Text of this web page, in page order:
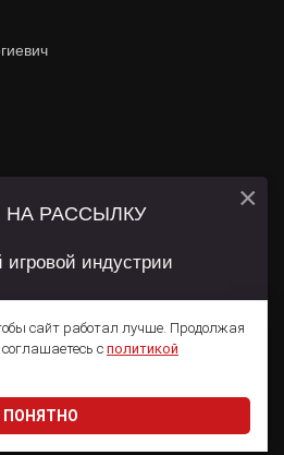
активная ссылка на
cookie, данные геолокации
вПолитике конфиденциальностии
.
16+
сайт работал лучше. Продолжая
с политикой
ПОНЯТНО
РАССЫЛКУ
индустрии
персональных данных
×